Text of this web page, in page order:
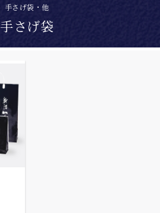
手さげ袋・他
手さげ袋